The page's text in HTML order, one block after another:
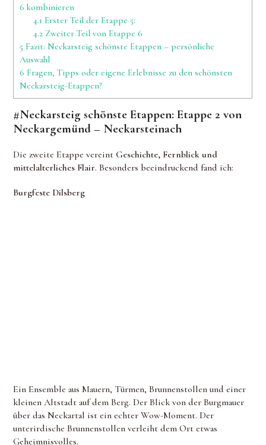
6 kombinieren
4.1 Erster Teil der Etappe 5:
4.2 Zweiter Teil von Etappe 6
5 Fazit: Neckarsteig schönste Etappen – persönliche
Auswahl
6 Fragen, Tipps oder eigene Erlebnisse zu den schönsten
Neckarsteig-Etappen?
#Neckarsteig schönste Etappen: Etappe 2 von
Neckargemünd – Neckarsteinach
Die zweite Etappe vereint Geschichte, Fernblick und
mittelalterliches Flair. Besonders beeindruckend fand ich:
Burgfeste Dilsberg
Ein Ensemble aus Mauern, Türmen, Brunnenstollen und einer
kleinen Altstadt auf dem Berg. Der Blick von der Burgmauer
über das Neckartal ist ein echter Wow-Moment. Der
unterirdische Brunnenstollen verleiht dem Ort etwas
Geheimnisvolles.